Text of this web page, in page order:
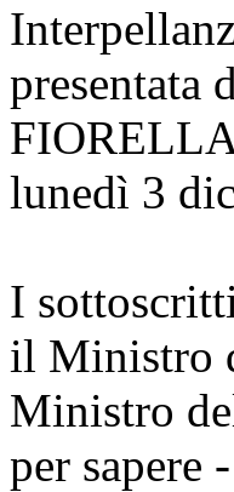
presentata
lunedì 3
I
il Ministro
Ministro
per sapere